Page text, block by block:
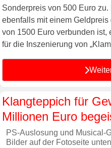
Sonderpreis von 500 Euro
ebenfalls mit einem
von 1500 Euro verbunden
für die Inszenierung von
Klangteppich für
Millionen Euro
PS-Auslosung und Musical-
Bilder auf der Fotoseite